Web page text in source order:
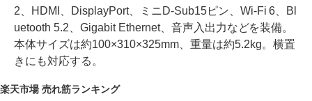
2、HDMI、DisplayPort、ミニD-Sub15ピン、Wi-Fi 6、Bl
uetooth 5.2、Gigabit Ethernet、音声入出力などを装備。
本体サイズは約100×310×325mm、重量は約5.2kg。横置
きにも対応する。
楽天市場 売れ筋ランキング